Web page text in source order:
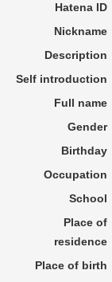
Hatena ID
Nickname
Description
Self introduction
Full name
Gender
Birthday
Occupation
School
Place of
residence
Place of birth